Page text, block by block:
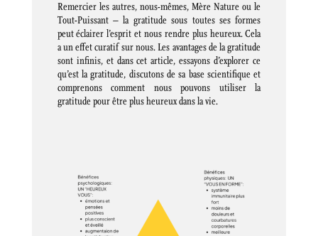
Remercier les autres, nous-mêmes, Mère Nature ou le
Tout-Puissant – la gratitude sous toutes ses formes
peut éclairer l’esprit et nous rendre plus heureux. Cela
a un effet curatif sur nous. Les avantages de la gratitude
sont infinis, et dans cet article, essayons d’explorer ce
qu’est la gratitude, discutons de sa base scientifique et
comprenons comment nous pouvons utiliser la
gratitude pour être plus heureux dans la vie.